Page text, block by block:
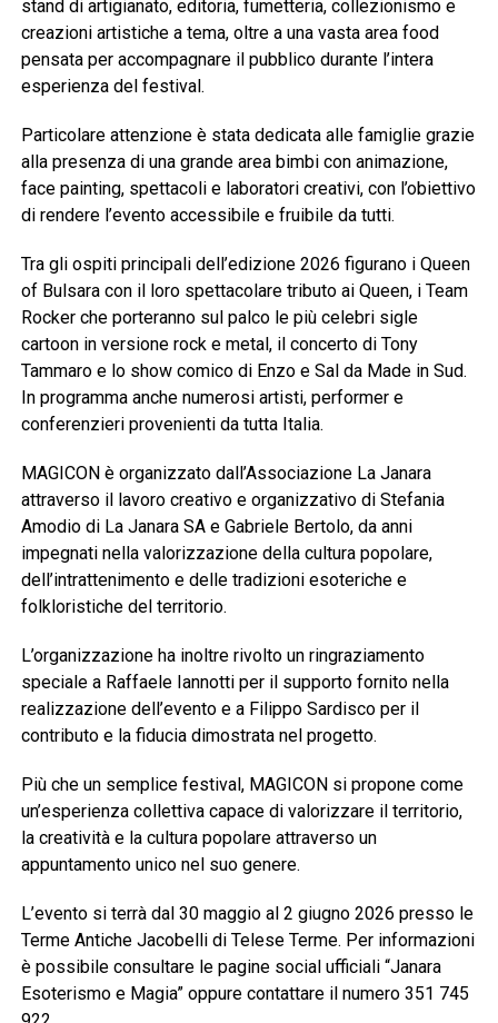
stand di artigianato, editoria, fumetteria, collezionismo e
creazioni artistiche a tema, oltre a una vasta area food
pensata per accompagnare il pubblico durante l’intera
esperienza del festival.
Particolare attenzione è stata dedicata alle famiglie grazie
alla presenza di una grande area bimbi con animazione,
face painting, spettacoli e laboratori creativi, con l’obiettivo
di rendere l’evento accessibile e fruibile da tutti.
Tra gli ospiti principali dell’edizione 2026 figurano i Queen
of Bulsara con il loro spettacolare tributo ai Queen, i Team
Rocker che porteranno sul palco le più celebri sigle
cartoon in versione rock e metal, il concerto di Tony
Tammaro e lo show comico di Enzo e Sal da Made in Sud.
In programma anche numerosi artisti, performer e
conferenzieri provenienti da tutta Italia.
MAGICON è organizzato dall’Associazione La Janara
attraverso il lavoro creativo e organizzativo di Stefania
Amodio di La Janara SA e Gabriele Bertolo, da anni
impegnati nella valorizzazione della cultura popolare,
dell’intrattenimento e delle tradizioni esoteriche e
folkloristiche del territorio.
L’organizzazione ha inoltre rivolto un ringraziamento
speciale a Raffaele Iannotti per il supporto fornito nella
realizzazione dell’evento e a Filippo Sardisco per il
contributo e la fiducia dimostrata nel progetto.
Più che un semplice festival, MAGICON si propone come
un’esperienza collettiva capace di valorizzare il territorio,
la creatività e la cultura popolare attraverso un
appuntamento unico nel suo genere.
L’evento si terrà dal 30 maggio al 2 giugno 2026 presso le
Terme Antiche Jacobelli di Telese Terme. Per informazioni
è possibile consultare le pagine social ufficiali “Janara
Esoterismo e Magia” oppure contattare il numero 351 745